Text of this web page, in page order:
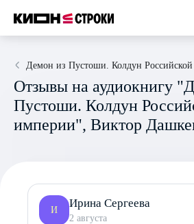
Демон из Пустоши. Колдун
Отзывы на аудиокнигу
Пустоши. Колдун
империи", Виктор
И
Ирина Сергеева
2 августа